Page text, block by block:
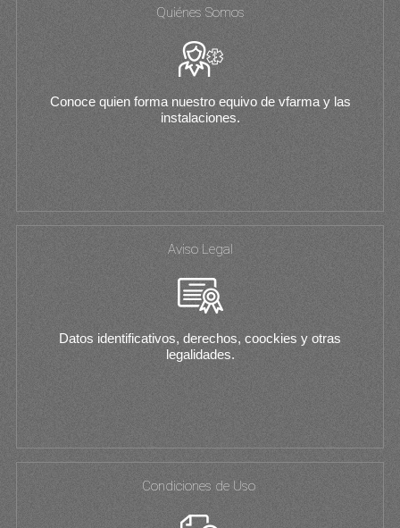
Quiénes Somos
Conoce quien forma nuestro equivo de vfarma y las
instalaciones.
Aviso Legal
Datos identificativos, derechos, coockies y otras
legalidades.
Condiciones de Uso